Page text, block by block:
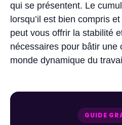
qui se présentent. Le
lorsqu’il est bien compris
peut vous offrir la stabilité
nécessaires pour bâtir une
monde dynamique du
GUIDE